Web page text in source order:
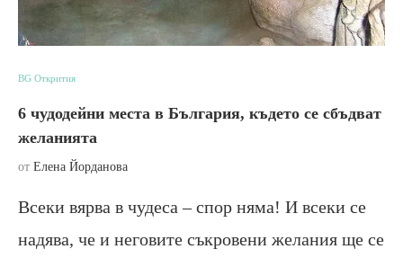
BG Открития
6 чудодейни места в България, където се сбъдват
желанията
от Елена Йорданова
Всеки вярва в чудеса – спор няма! И всеки се
надява, че и неговите съкровени желания ще се